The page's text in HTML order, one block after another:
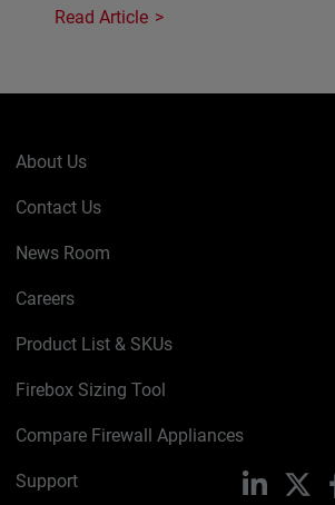
Read Article
About Us
Contact Us
News Room
Careers
Product List & SKUs
Firebox Sizing Tool
Compare Firewall Appliances
Support LinkedIn